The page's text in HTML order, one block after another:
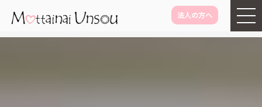
メインコンテンツに移動
法人の方へ